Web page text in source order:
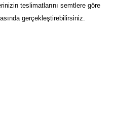
teslimatlarını semtlere göre
gerçekleştirebilirsiniz.